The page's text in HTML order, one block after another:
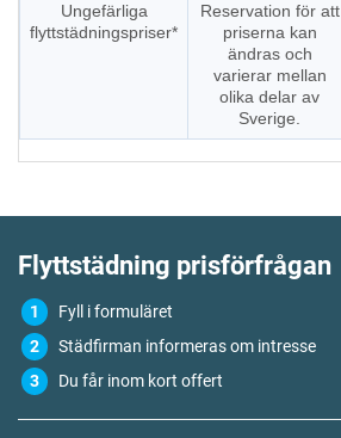
Ungefärliga
flyttstädningspriser*
Reservation för att
priserna kan
ändras och
varierar mellan
olika delar av
Sverige.
Flyttstädning prisförfrågan
Fyll i formuläret
Städfirman informeras om intresse
Du får inom kort offert